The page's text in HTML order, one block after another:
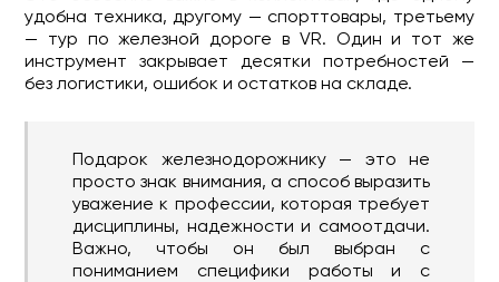
удобна техника, другому — спорттовары, третьему
— тур по железной дороге в VR. Один и тот же
инструмент закрывает десятки потребностей —
без логистики, ошибок и остатков на складе.
Подарок железнодорожнику — это не
просто знак внимания, а способ выразить
уважение к профессии, которая требует
дисциплины, надежности и самоотдачи.
Важно, чтобы он был выбран с
пониманием специфики работы и с